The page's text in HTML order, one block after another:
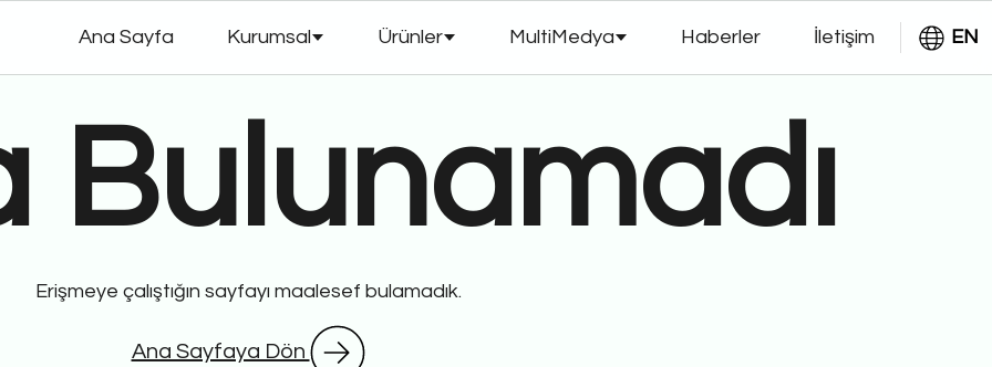
Ana Sayfa Kurumsal Ürünler MultiMedya Haberler İletişim EN
Bulunamadı
Erişmeye çalıştığın sayfayı maalesef bulamadık.
Ana Sayfaya Dön